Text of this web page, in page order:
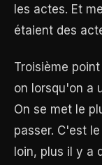
les actes. Et
étaient des
Troisième
on lorsqu'on a
On se met le
passer. C'est
loin, plus il y a